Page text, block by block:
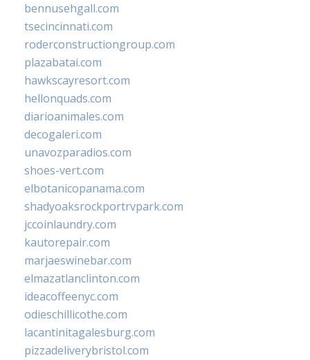
bennusehgall.com
tsecincinnati.com
roderconstructiongroup.com
plazabatai.com
hawkscayresort.com
hellonquads.com
diarioanimales.com
decogaleri.com
unavozparadios.com
shoes-vert.com
elbotanicopanama.com
shadyoaksrockportrvpark.com
jccoinlaundry.com
kautorepair.com
marjaeswinebar.com
elmazatlanclinton.com
ideacoffeenyc.com
odieschillicothe.com
lacantinitagalesburg.com
pizzadeliverybristol.com